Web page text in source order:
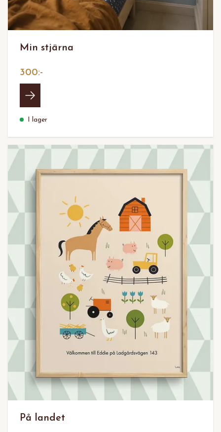
Min stjärna
300:-
I lager
På landet